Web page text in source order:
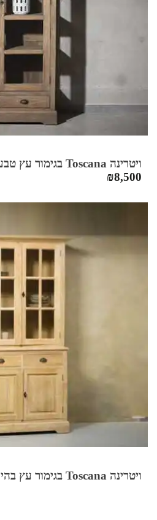
ויטרינה Toscana בגימור עץ טבעי
₪8,500
ויטרינה Toscana בגימור עץ בהיר